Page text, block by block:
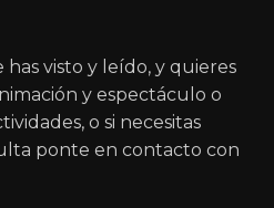
visto y leído, y quieres
y espectáculo o
o si necesitas
ponte en contacto con